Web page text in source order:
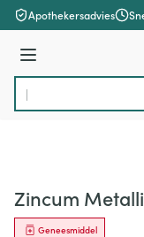
Ga naar de inhoud
Apothekersadvies
Menu
Product, merk,
Zincum
Geneesmiddel